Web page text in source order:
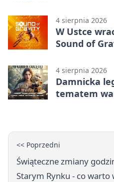
4 sierpnia 2026
W Ustce
Sound of
4 sierpnia 2026
Damnicka
tematem
<< Poprzedni
Świąteczne zmiany
Starym Rynku - co warto